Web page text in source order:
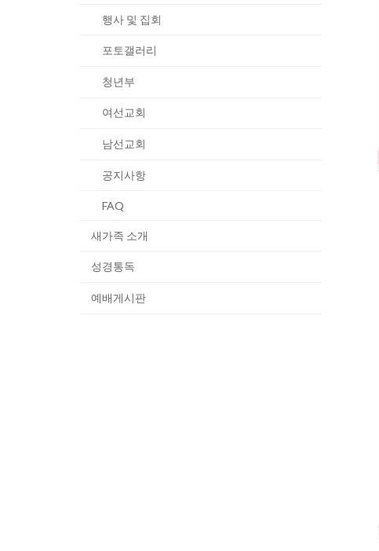
행사 및 집회
포토갤러리
청년부
여선교회
남선교회
공지사항
FAQ
새가족 소개
성경통독
예배게시판